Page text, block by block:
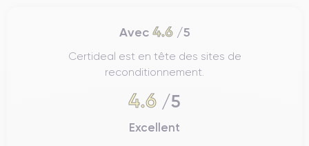
Avec 4.6/5
Certideal est en tête des sites de
reconditionnement.
4.6 /5
Excellent